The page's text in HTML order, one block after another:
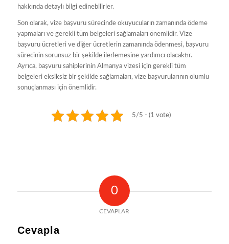
hakkında detaylı bilgi edinebilirler.
Son olarak, vize başvuru sürecinde okuyucuların zamanında ödeme
yapmaları ve gerekli tüm belgeleri sağlamaları önemlidir. Vize
başvuru ücretleri ve diğer ücretlerin zamanında ödenmesi, başvuru
sürecinin sorunsuz bir şekilde ilerlemesine yardımcı olacaktır.
Ayrıca, başvuru sahiplerinin Almanya vizesi için gerekli tüm
belgeleri eksiksiz bir şekilde sağlamaları, vize başvurularının olumlu
sonuçlanması için önemlidir.
5/5 - (1 vote)
0
CEVAPLAR
Cevapla